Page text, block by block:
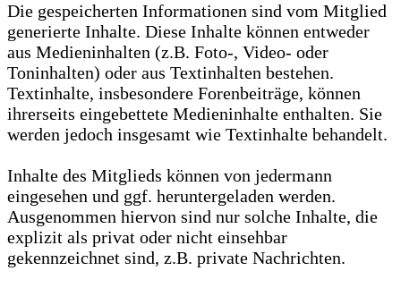
Die gespeicherten Informationen sind vom Mitglied
generierte Inhalte. Diese Inhalte können entweder
aus Medieninhalten (z.B. Foto-, Video- oder
Toninhalten) oder aus Textinhalten bestehen.
Textinhalte, insbesondere Forenbeiträge, können
ihrerseits eingebettete Medieninhalte enthalten. Sie
werden jedoch insgesamt wie Textinhalte behandelt.
Inhalte des Mitglieds können von jedermann
eingesehen und ggf. heruntergeladen werden.
Ausgenommen hiervon sind nur solche Inhalte, die
explizit als privat oder nicht einsehbar
gekennzeichnet sind, z.B. private Nachrichten.